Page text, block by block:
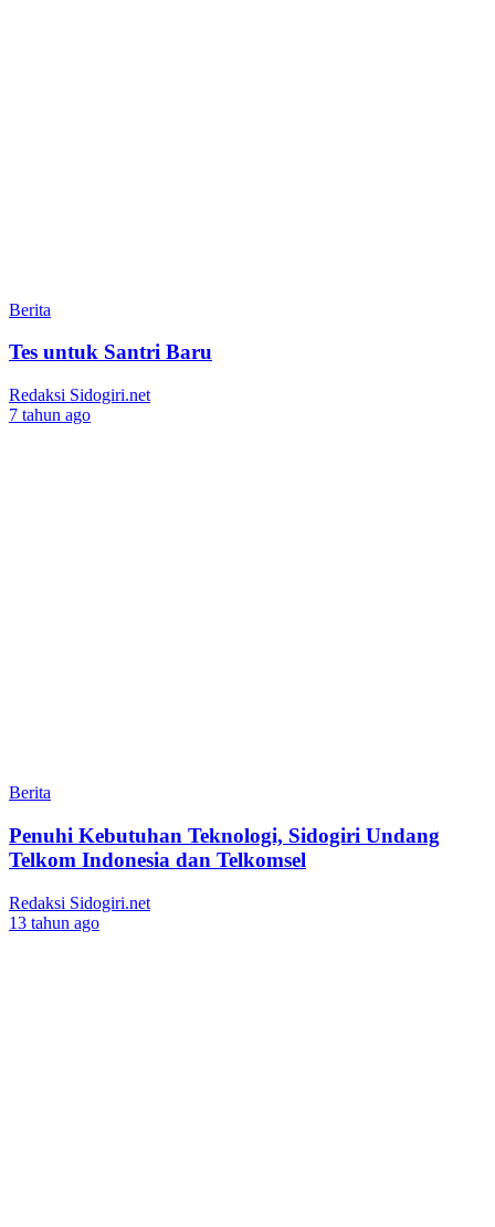
Berita
Tes untuk Santri Baru
Redaksi Sidogiri.net
7 tahun ago
Berita
Penuhi Kebutuhan Teknologi, Sidogiri Undang
Telkom Indonesia dan Telkomsel
Redaksi Sidogiri.net
13 tahun ago